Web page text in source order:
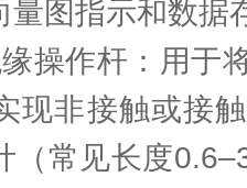
量图指示和数据
作杆：用于将
现非接触或接
（常见长度